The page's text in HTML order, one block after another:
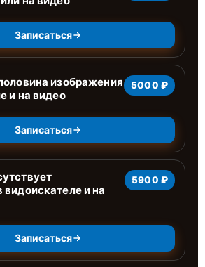
Записаться
изображения
и на видео
5000 ₽
Записаться
и на
5900 ₽
Записаться